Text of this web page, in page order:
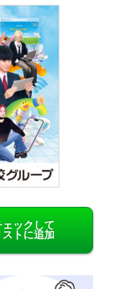
東北
信越
縄
ェックして
ストに追加